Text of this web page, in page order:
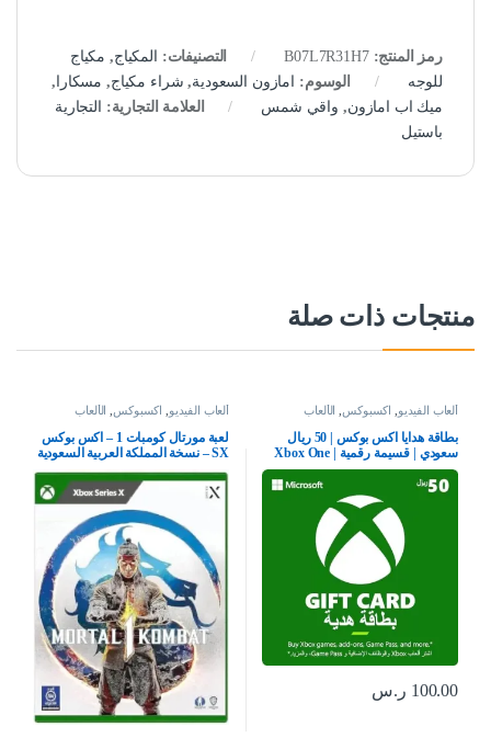
رمز المنتج:B07L7R31H7 التصنيفات: المكياج, مكياج
للوجه
الوسوم: امازون السعودية, شراء مكياج, مسكارا ,
ميك اب امازون, واقي شمس العلامة التجارية:
التجارية
باستيل
منتجات ذات صلة
ألعاب الفيديو اكسبوكس الألعاب
بطاقة هدايا اكس بوكس | 50 ريال
سعودي | قسيمة رقمية | Xbox One
سلسلة S | X وويندوز | (كود التحميل)
– حساب المملكة العربية السعودية
100.00 ر.س
ألعاب الفيديو اكسبوكس الألعاب
لعبة مورتال كومبات 1 – اكس بوكس
SX – نسخة المملكة العربية السعودية